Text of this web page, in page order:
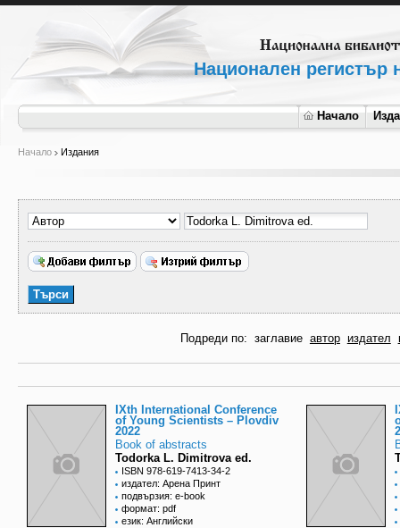
Национален регистър
Начало
Начало Издания
Подреди по: заглавие автор издател
IXth International Conference
of Young Scientists – Plovdiv
2022
Book of abstracts
Todorka L. Dimitrova ed.
ISBN 978-619-7413-34-2
издател: Арена Принт
подвързия: e-book
формат: pdf
език: Английски